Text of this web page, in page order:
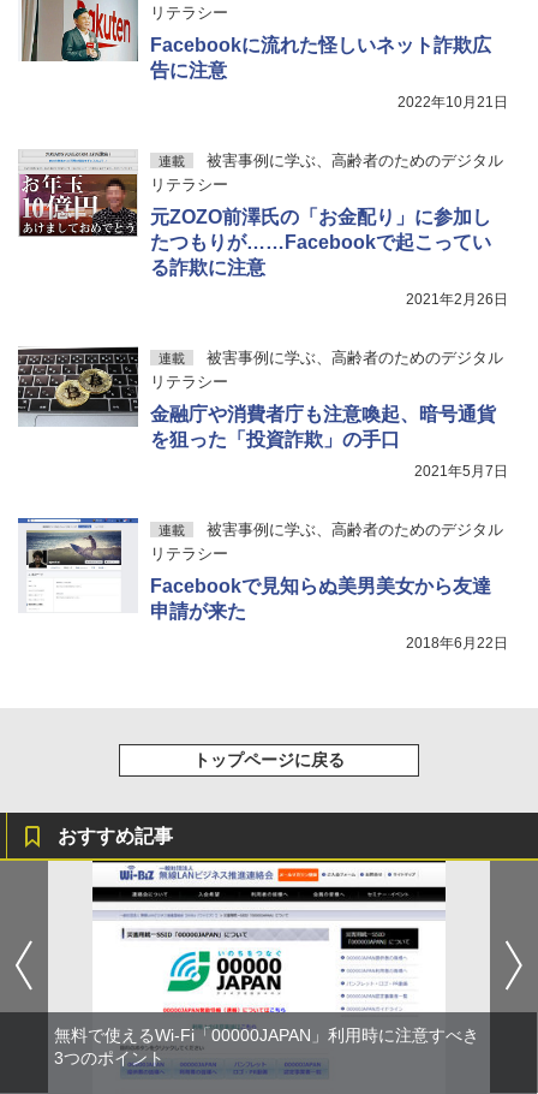
リテラシー
Facebookに流れた怪しいネット詐欺広
告に注意
2022年10月21日
連載
被害事例に学ぶ、高齢者のためのデジタル
リテラシー
元ZOZO前澤氏の「お金配り」に参加し
たつもりが……Facebookで起こってい
る詐欺に注意
2021年2月26日
連載
被害事例に学ぶ、高齢者のためのデジタル
リテラシー
金融庁や消費者庁も注意喚起、暗号通貨
を狙った「投資詐欺」の手口
2021年5月7日
連載
被害事例に学ぶ、高齢者のためのデジタル
リテラシー
Facebookで見知らぬ美男美女から友達
申請が来た
2018年6月22日
トップページに戻る
おすすめ記事
無料で使えるWi-Fi「00000JAPAN」利用時に注意すべき
3つのポイント